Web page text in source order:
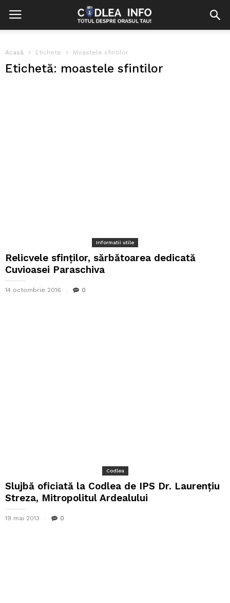
Acasă Etichete Moastele sfintilor
Etichetă: moastele sfintilor
Informatii utile
Relicvele sfinţilor, sărbătoarea dedicată
Cuvioasei Paraschiva
14 octombrie 2016 0
Codlea
Slujbă oficiată la Codlea de IPS Dr. Laurenţiu
Streza, Mitropolitul Ardealului
19 mai 2013 0